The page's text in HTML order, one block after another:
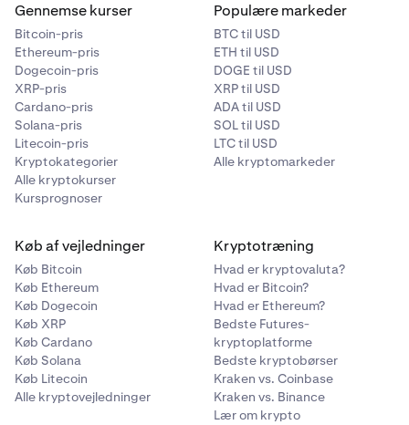
Gennemse kurser
Bitcoin-pris
Ethereum-pris
Dogecoin-pris
XRP-pris
Cardano-pris
Solana-pris
Litecoin-pris
Kryptokategorier
Alle kryptokurser
Kursprognoser
Populære markeder
BTC til USD
ETH til USD
DOGE til USD
XRP til USD
ADA til USD
SOL til USD
LTC til USD
Alle kryptomarkeder
Køb af vejledninger
Køb Bitcoin
Køb Ethereum
Køb Dogecoin
Køb XRP
Køb Cardano
Køb Solana
Køb Litecoin
Alle kryptovejledninger
Kryptotræning
Hvad er kryptovaluta?
Hvad er Bitcoin?
Hvad er Ethereum?
Bedste Futures-
kryptoplatforme
Bedste kryptobørser
Kraken vs. Coinbase
Kraken vs. Binance
Lær om krypto